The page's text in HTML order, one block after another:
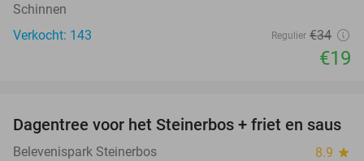
Schinnen
Verkocht: 143
Regulier €34
€19
37%
Dagentree voor het Steinerbos + friet en saus
Belevenispark Steinerbos 8.9 star